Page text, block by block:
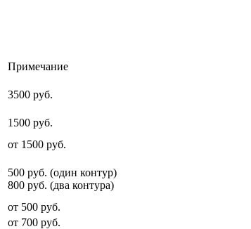
Примечание
3500 руб.
1500 руб.
от 1500 руб.
500 руб. (один контур)
800 руб. (два контура)
от 500 руб.
от 700 руб.